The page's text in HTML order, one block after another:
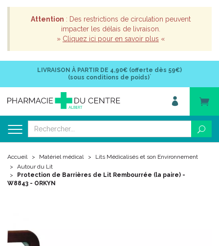
Attention : Des restrictions de circulation peuvent
impacter les délais de livraison.
» Cliquez ici pour en savoir plus «
LIVRAISON À PARTIR DE 4,90€ (offerte dès 59€)
(sous conditions de poids)*
Accueil Matériel médical
Lits Médicalisés et son Environnement
Autour du Lit
Protection de Barrières de Lit Rembourrée (la paire) -
W8843 - ORKYN